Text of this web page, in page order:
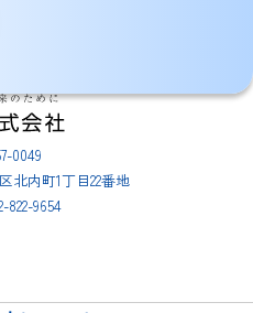
0049
北内町1丁目22番地
822-9654